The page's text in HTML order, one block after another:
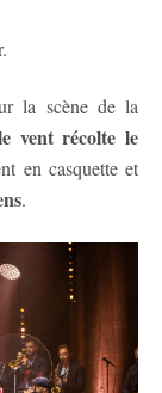
la scène de la
vent récolte le
en casquette et
.